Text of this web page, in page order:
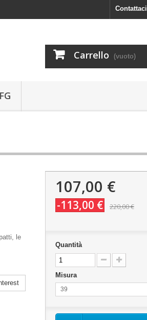
Contattaci
Carrello (vuoto)
le
107,00 €
-113,00 € 220,00 €
Quantità
Misura
39